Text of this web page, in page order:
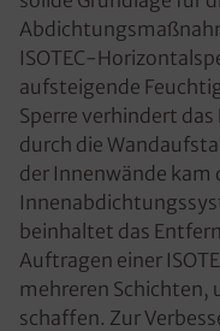
ISOTEC-
aufsteigende
Sperre verhindert
durch die
der Innenwände kam
beinhaltet das
Auftragen einer
mehreren Schichten,
schaffen. Zur